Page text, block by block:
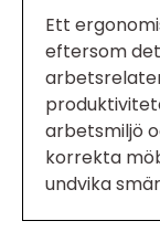
Ett
eftersom
arbetsmiljö
korrekta
undvika